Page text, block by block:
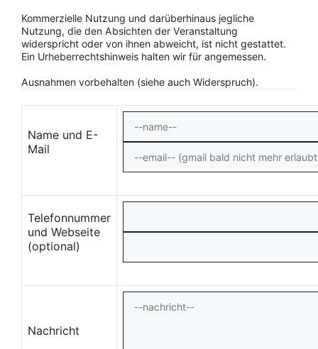
Kommerzielle Nutzung und darüberhinaus jegliche
Nutzung, die den Absichten der Veranstaltung
widerspricht oder von ihnen abweicht, ist nicht gestattet.
Ein Urheberrechtshinweis halten wir für angemessen.
Ausnahmen vorbehalten (siehe auch Widerspruch).
Name und E-
Mail
Telefonnummer
und Webseite
(optional)
Nachricht